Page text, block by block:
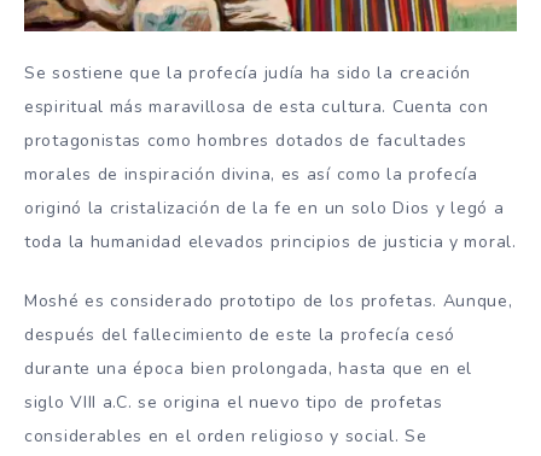
Se sostiene que la profecía judía ha sido la creación
espiritual más maravillosa de esta cultura. Cuenta con
protagonistas como hombres dotados de facultades
morales de inspiración divina, es así como la profecía
originó la cristalización de la fe en un solo Dios y legó a
toda la humanidad elevados principios de justicia y moral.
Moshé es considerado prototipo de los profetas. Aunque,
después del fallecimiento de este la profecía cesó
durante una época bien prolongada, hasta que en el
siglo VIII a.C. se origina el nuevo tipo de profetas
considerables en el orden religioso y social. Se